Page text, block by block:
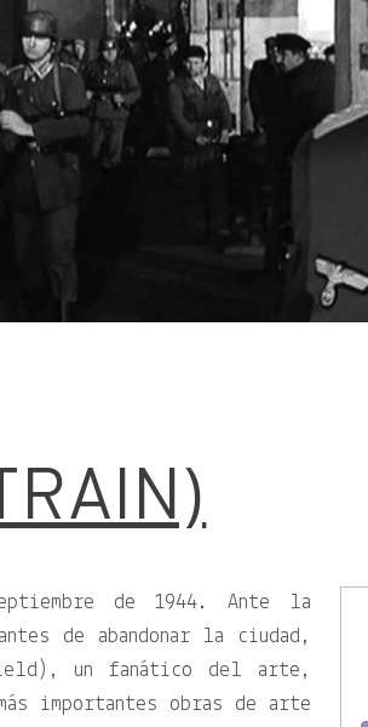
de 1944. Ante la
de abandonar la ciudad,
un fanático del arte,
importantes obras de arte